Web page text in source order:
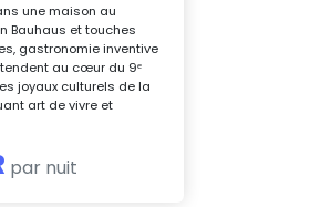
une maison au
Bauhaus et touches
gastronomie inventive
au cœur du 9ᵉ
joyaux culturels de la
art de vivre et
par nuit